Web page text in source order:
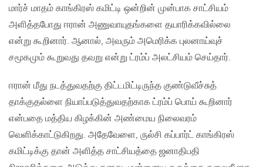
மார்ச் மாதம் காங்கிரஸ் கமிட்டி ஒன்றின் முன்பாக சாட்சியம்
அளித்தபோது ஈரான் அணுவாயுதங்களை தயாரிக்கவில்லை
என்று கூறினார். ஆனால், அவரும் அமெரிக்க புலனாய்வுச்
சமூகமும் கூறுவது தவறு என்று ட்ரம்ப் அலட்சியம் செய்தார்.
ஈரான் மீது நடத்துவதற்கு திட்டமிட்டிருந்த குண்டுவீச்சுத்
தாக்குதல்ளை நியாப்படுத்துவதற்காக ட்ரம்ப் பொய் கூறினார்
என்பதை மத்திய கிழக்கின் அண்மைய நிலைவரம்
வெளிக்காட்டுகிறது. அதேவேளை, ருல்சி கப்பார்ட் காங்கிரஸ்
கமிட்டிக்கு தான் அளித்த சாட்சியத்தை ஜனாதிபதி